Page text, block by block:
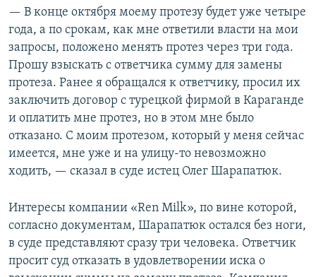
— В конце октября моему протезу будет уже четыре
года, а по срокам, как мне ответили власти на мои
запросы, положено менять протез через три года.
Прошу взыскать с ответчика сумму для замены
протеза. Ранее я обращался к ответчику, просил их
заключить договор с турецкой фирмой в Караганде
и оплатить мне протез, но в этом мне было
отказано. С моим протезом, который у меня сейчас
имеется, мне уже и на улицу-то невозможно
ходить, — сказал в суде истец Олег Шарапатюк.
Интересы компании «Ren Milk», по вине которой,
согласно документам, Шарапатюк остался без ноги,
в суде представляют сразу три человека. Ответчик
просит суд отказать в удовлетворении иска о